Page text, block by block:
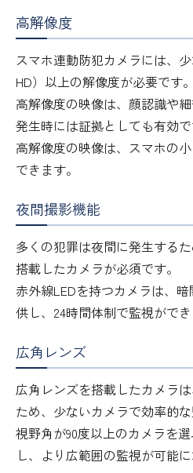
高解像度
スマホ連動防犯カメラには、
HD）以上の解像度が必要です。
高解像度の映像は、顔認識や
発生時には証拠としても有効で
高解像度の映像は、スマホの
できます。
夜間撮影機能
多くの犯罪は夜間に発生する
搭載したカメラが必須です。
赤外線LEDを持つカメラは、
供し、24時間体制で監視ができ
広角レンズ
広角レンズを搭載したカメラ
ため、少ないカメラで効率的な
視野角が90度以上のカメラを
し、より広範囲の監視が可能に